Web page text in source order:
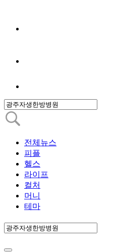
전체뉴스
피플
헬스
라이프
컬처
머니
테마